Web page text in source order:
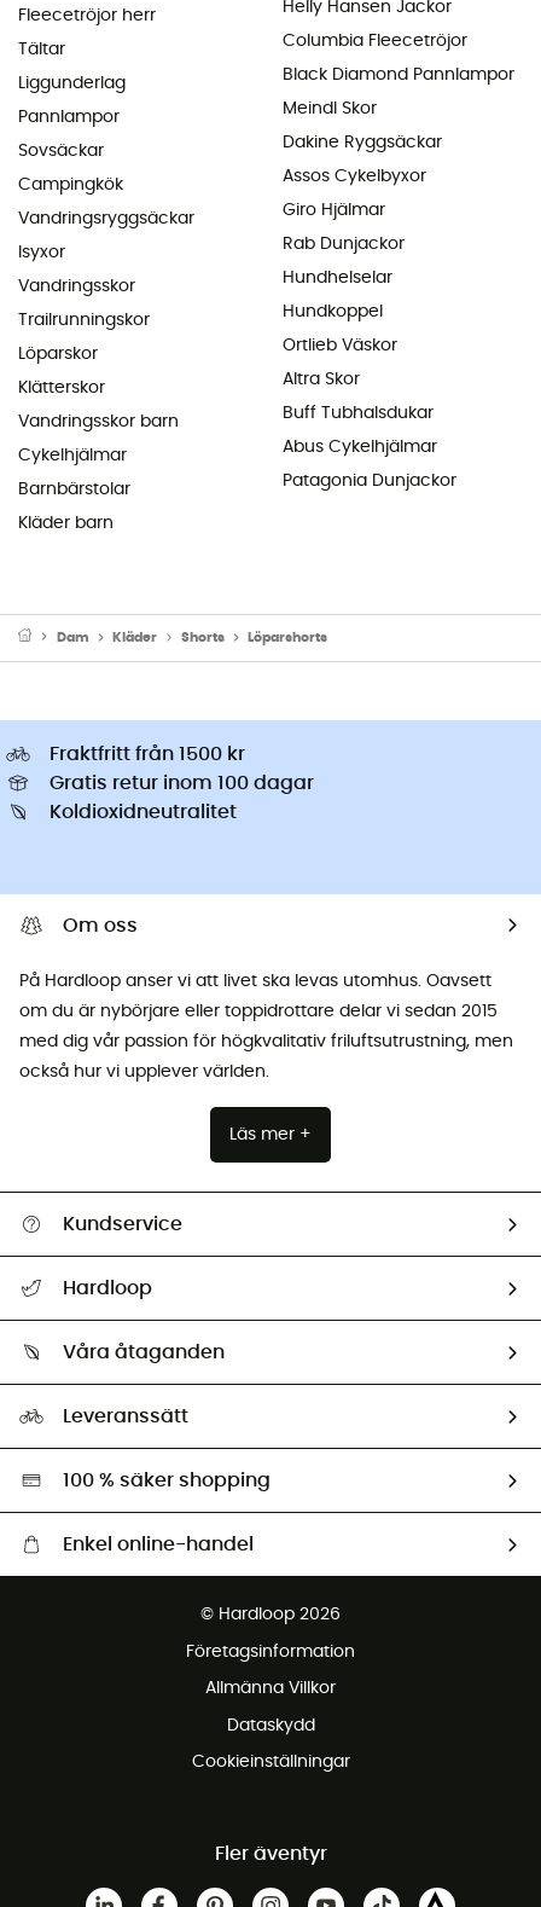
Fleecetröjor herr
Tältar
Liggunderlag
Pannlampor
Sovsäckar
Campingkök
Vandringsryggsäckar
Isyxor
Vandringsskor
Trailrunningskor
Löparskor
Klätterskor
Vandringsskor barn
Cykelhjälmar
Barnbärstolar
Kläder barn
Helly Hansen Jackor
Columbia Fleecetröjor
Black Diamond Pannlampor
Meindl Skor
Dakine Ryggsäckar
Assos Cykelbyxor
Giro Hjälmar
Rab Dunjackor
Hundhelselar
Hundkoppel
Ortlieb Väskor
Altra Skor
Buff Tubhalsdukar
Abus Cykelhjälmar
Patagonia Dunjackor
Dam Kläder Shorts Löparshorts
Fraktfritt från 1500 kr
Gratis retur inom 100 dagar
Koldioxidneutralitet
Om oss
På Hardloop anser vi att livet ska levas utomhus. Oavsett
om du är nybörjare eller toppidrottare delar vi sedan 2015
med dig vår passion för högkvalitativ friluftsutrustning, men
också hur vi upplever världen.
Läs mer +
Kundservice
Retur & återbetalning
Hardloop
Ambassadörer
Våra åtaganden
Miljöanpassat urval
Leveranssätt
100 % säker shopping
Enkel online-handel
© Hardloop 2026
Företagsinformation
Allmänna Villkor
Dataskydd
Cookieinställningar
Fler äventyr